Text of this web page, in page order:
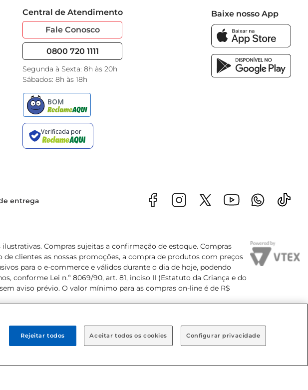
Central de Atendimento
Fale Conosco
0800 720 1111
Segunda à Sexta: 8h às 20h
Sábados: 8h às 18h
Baixe nosso App
entrega
Compras sujeitas a confirmação de estoque. Compras
clientes as nossas promoções, a compra de produtos com preços
para o e-commerce e válidos durante o dia de hoje, podendo
conforme Lei n.º 8069/90, art. 81, inciso II (Estatuto da Criança e do
aviso prévio. O valor mínimo para as compras on-line é de R$
Configurar privacidade
Rejeitar todos Aceitar todos os cookies